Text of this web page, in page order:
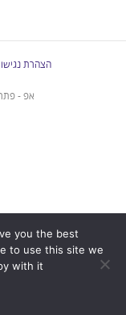
הצהרת
אפ -
you the best
to use this site we
with it.